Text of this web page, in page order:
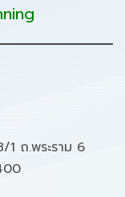
1 ถ.พระราม 6